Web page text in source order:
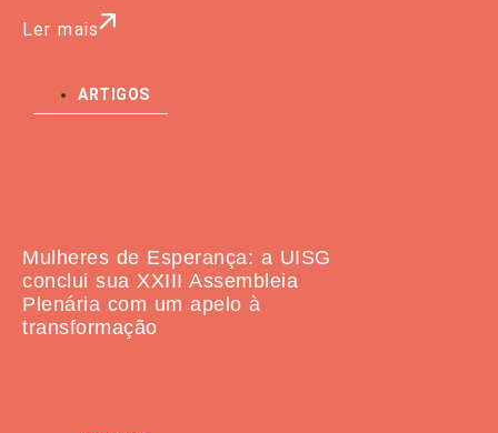
Ler mais
ARTIGOS
Mulheres de Esperança: a UISG
conclui sua XXIII Assembleia
Plenária com um apelo à
transformação